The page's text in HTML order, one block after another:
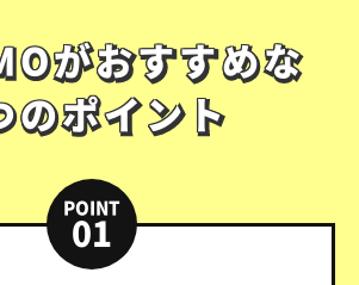
がおすすめな
のポイント
がおすすめな
のポイント
POINT
01